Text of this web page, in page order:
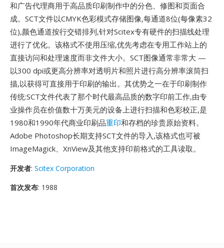
和广告代理商用于高品质印刷制作中的分色、修图和页面合
成。SCT文件以CMYK色彩模式存储图像,每通道8位(每像素32
位),颜色通道按行交错排列,针对Scitex专有硬件的扫描线处理
进行了优化。该格式不使用压缩,优先考虑在专用工作站上的
直接访问和处理速度而非文件大小。SCT图像通常非常大 —
以300 dpi或更高分辨率对透明片和照片进行高分辨率滚筒扫
描,以获得可直接用于印刷的输出。其优势之一在于印刷制作
传统:SCT文件代表了那个时代最高品质的数字印前工作,由专
业操作员在价值数十万美元的设备上进行扫描和色彩校正,是
1980和1990年代商业印刷品重印和存档的珍贵原始资料。
Adobe Photoshop长期支持SCT文件的导入,该格式也可被
ImageMagick、XnView及其他支持印前格式的工具读取。
开发者: Scitex Corporation
首次发布: 1988